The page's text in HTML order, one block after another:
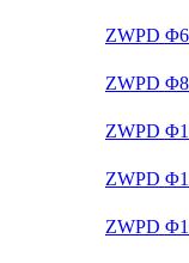
ZWPD
ZWPD
ZWPD
ZWPD
ZWPD